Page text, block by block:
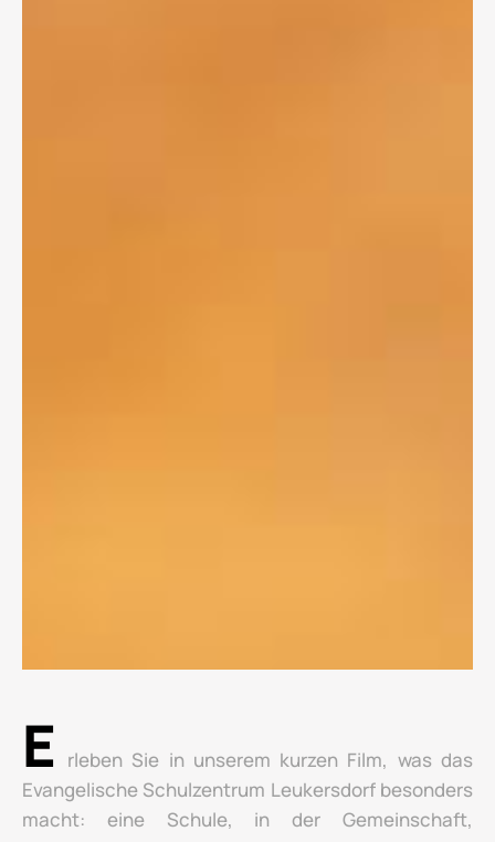
E
rleben Sie in unserem kurzen Film, was das
Evangelische Schulzentrum Leukersdorf besonders
macht: eine Schule, in der Gemeinschaft,